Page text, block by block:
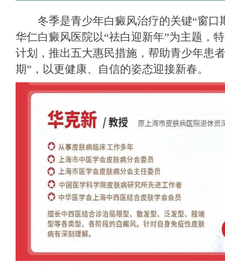
冬季是青少年白癜风治疗的关键“窗口
华仁白癜风医院以“祛白迎新年”为主题，
计划，推出五大惠民措施，帮助青少年患
期”，以更健康、自信的姿态迎接新春。